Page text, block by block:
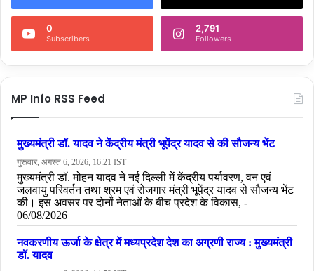
0
Subscribers
2,791
Followers
MP Info RSS Feed